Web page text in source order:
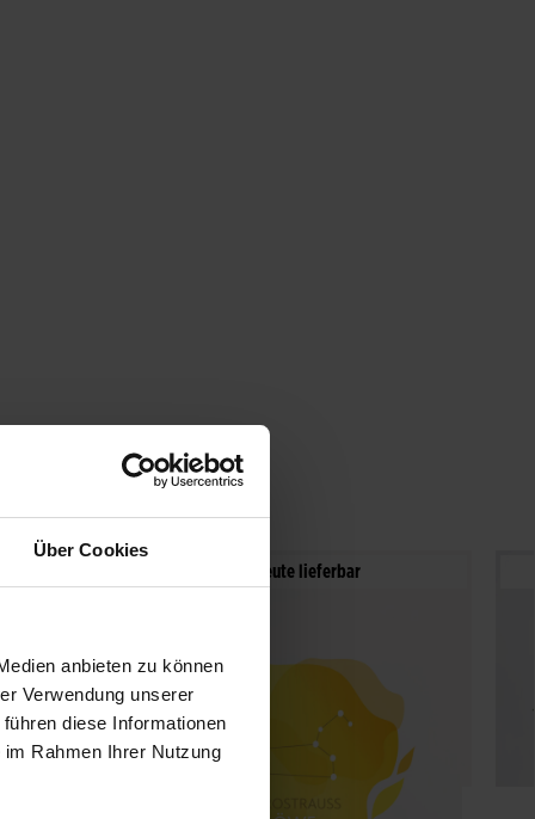
Über Cookies
anbieten zu können
Verwendung unserer
diese Informationen
Rahmen Ihrer Nutzung
Noch heute lieferbar